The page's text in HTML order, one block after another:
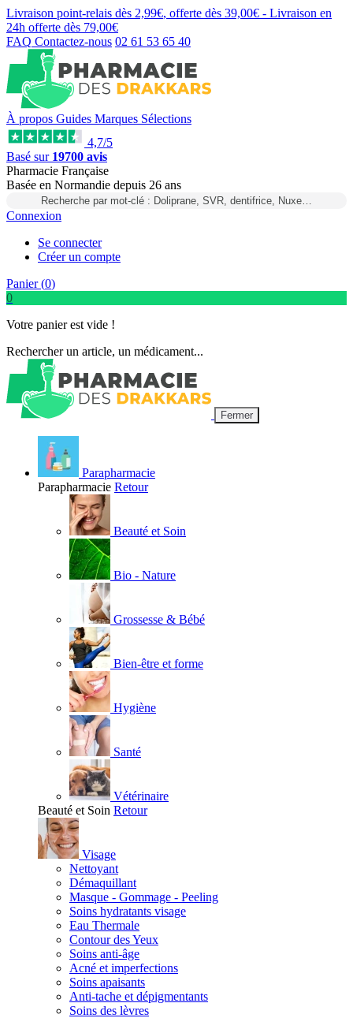
Livraison point-relais dès 2,99€, offerte dès 39,00€ - Livraison en
24h offerte dès 79,00€
FAQ Contactez-nous 02 61 53 65 40
À propos Guides Marques Sélections
4,7/5
Basé sur 19700 avis
Pharmacie Française
Basée en Normandie depuis 26 ans
Recherche par mot-clé : Doliprane, SVR, dentifrice, Nuxe…
Connexion
Se connecter
Créer un compte
Panier (0)
0
Votre panier est vide !
Rechercher un article, un médicament...
Fermer
Parapharmacie
Parapharmacie Retour
Beauté et Soin
Bio - Nature
Grossesse & Bébé
Bien-être et forme
Hygiène
Santé
Vétérinaire
Beauté et Soin Retour
Visage
Nettoyant
Démaquillant
Masque - Gommage - Peeling
Soins hydratants visage
Eau Thermale
Contour des Yeux
Soins anti-âge
Acné et imperfections
Soins apaisants
Anti-tache et dépigmentants
Soins des lèvres